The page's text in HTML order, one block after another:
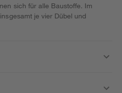
sich für alle Baustoffe. Im
je vier Dübel und